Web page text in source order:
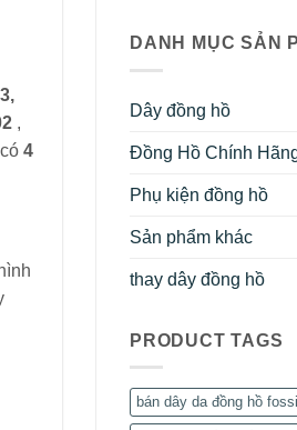
,
4
DANH MỤC SẢN
Dây đồng hồ
Đồng Hồ Chính
Phụ kiện đồng hồ
Sản phẩm khác
thay dây đồng hồ
PRODUCT TAGS
bán dây da đồng hồ fossil